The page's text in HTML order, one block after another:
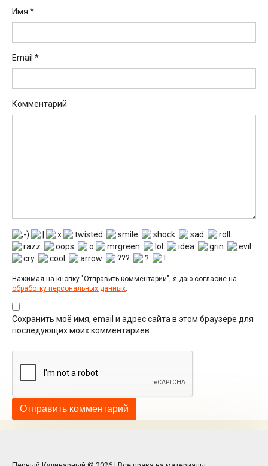
Имя *
Email *
Комментарий
Нажимая на кнопку "Отправить комментарий", я даю согласие на
обработку персональных данных
Сохранить моё имя, email и адрес сайта в этом браузере для
последующих моих комментариев.